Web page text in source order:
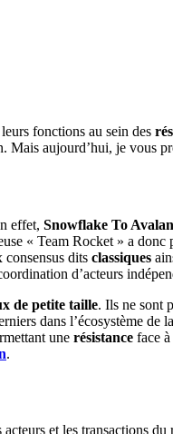
fonctions au sein des
aujourd’hui, je vous
effet, Snowflake To
« Team Rocket » a
consensus dits classiques
d’acteurs
de petite taille. Ils ne sont
dans l’écosystème
une résistance face à
.
et les transactions